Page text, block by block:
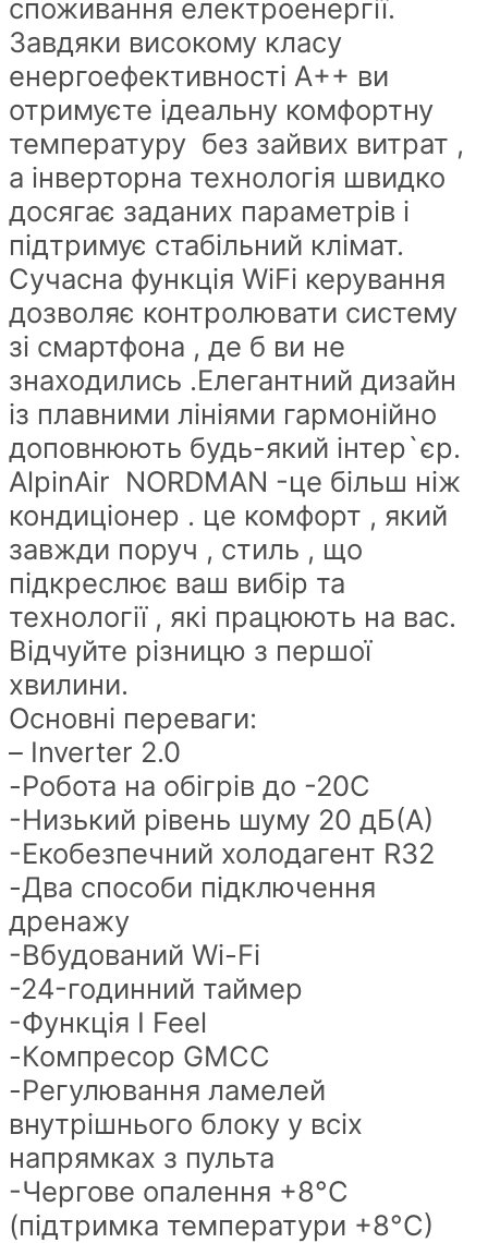
споживання електроенергії.
Завдяки високому класу
енергоефективності А++ ви
отримуєте ідеальну комфортну
температуру без зайвих витрат ,
а інверторна технологія швидко
досягає заданих параметрів і
підтримує стабільний клімат.
Сучасна функція WiFi керування
дозволяє контролювати систему
зі смартфона , де б ви не
знаходились .Елегантний дизайн
із плавними лініями гармонійно
доповнюють будь-який інтер`єр.
AlpinAir NORDMAN -це більш ніж
кондиціонер . це комфорт , який
завжди поруч , стиль , що
підкреслює ваш вибір та
технології , які працюють на вас.
Відчуйте різницю з першої
хвилини.
Основні переваги:
– Inverter 2.0
-Робота на обігрів до -20С
-Низький рівень шуму 20 дБ(А)
-Екобезпечний холодагент R32
-Два способи підключення
дренажу
-Вбудований Wi-Fi
-24-годинний таймер
-Функція I Feel
-Компресор GMCC
-Регулювання ламелей
внутрішнього блоку у всіх
напрямках з пульта
-Чергове опалення +8°C
(підтримка температури +8°C)